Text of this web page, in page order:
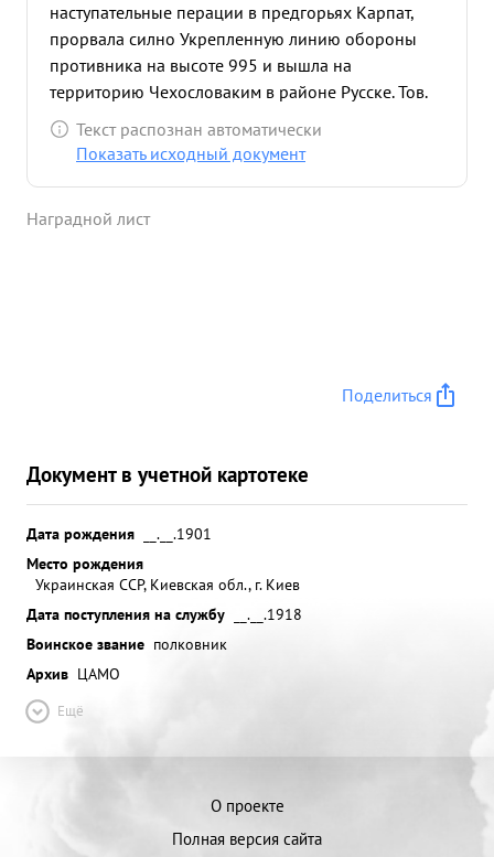
наступательные перации в предгорьях Карпат,
прорвала силно Укрепленную линию обороны
противника на высоте 995 и вышла на
территорию Чехословаким в районе Русске. Тов.
Максимов, как начальник штаба дивизии, сумел в
трудных условиях горно-лестойместности,
руководств подчиненными штабами, своей
и углубилась в Чех ослованную территорию на 10
Текст распознан автоматически
Показать исходный документ
Наградной лист
Поделиться
Документ в учетной картотеке
Дата рождения
__.__.1901
Место рождения
Украинская ССР, Киевская обл., г. Киев
Дата поступления на службу
__.__.1918
Воинское звание полковник
Архив ЦАМО
Ещё
О проекте
Полная версия сайта